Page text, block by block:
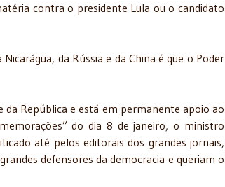
contra o presidente Lula ou o candidato
da Rússia e da China é que o Poder
da República e está em permanente apoio ao
do dia 8 de janeiro, o ministro
até pelos editorais dos grandes jornais,
defensores da democracia e queriam o